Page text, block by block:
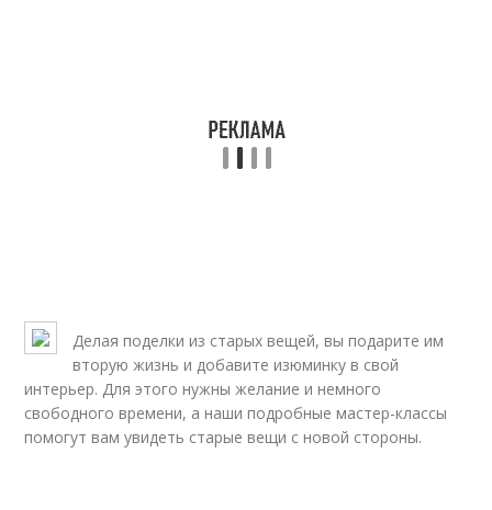
Делая поделки из старых вещей, вы подарите им
вторую жизнь и добавите изюминку в свой
интерьер. Для этого нужны желание и немного
свободного времени, а наши подробные мастер-классы
помогут вам увидеть старые вещи с новой стороны.